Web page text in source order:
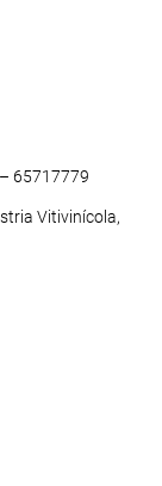
65717779
Vitivinícola,